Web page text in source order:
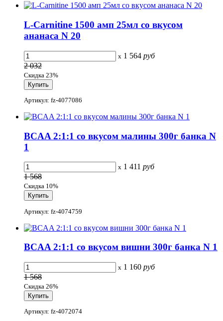
L-Carnitine 1500 амп 25мл со вкусом
ананаса N 20
x 1 564 руб
2 032
Скидка 23%
Артикул: fz-4077086
BCAA 2:1:1 со вкусом малины 300г банка N
1
x 1 411 руб
1 568
Скидка 10%
Артикул: fz-4074759
BCAA 2:1:1 со вкусом вишни 300г банка N 1
x 1 160 руб
1 568
Скидка 26%
Артикул: fz-4072074